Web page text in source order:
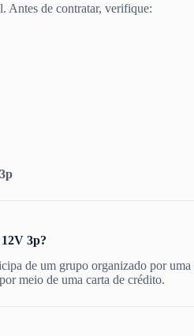
Antes de contratar, verifique:
3p?
de um grupo organizado por uma
meio de uma carta de crédito.